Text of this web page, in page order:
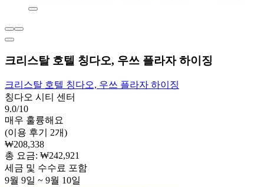
크리스탈 호텔 칭다오, 우쓰 플라자 하이징
크리스탈 호텔 칭다오, 우쓰 플라자 하이징
칭다오 시티 센터
9.0/10
매우 훌륭해요
(이용 후기 2개)
₩208,338
총 요금: ₩242,921
세금 및 수수료 포함
9월 9일 ~ 9월 10일